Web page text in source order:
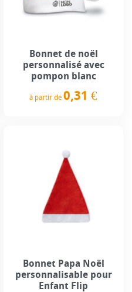
Bonnet de noël
personnalisé avec
pompon blanc
à partir de 0,31 €
Bonnet Papa Noël
personnalisable pour
Enfant Flip